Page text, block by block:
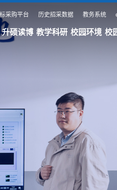
采购平台 历史招采数据 教务系统
升硕读博 教学科研 校园环境 校